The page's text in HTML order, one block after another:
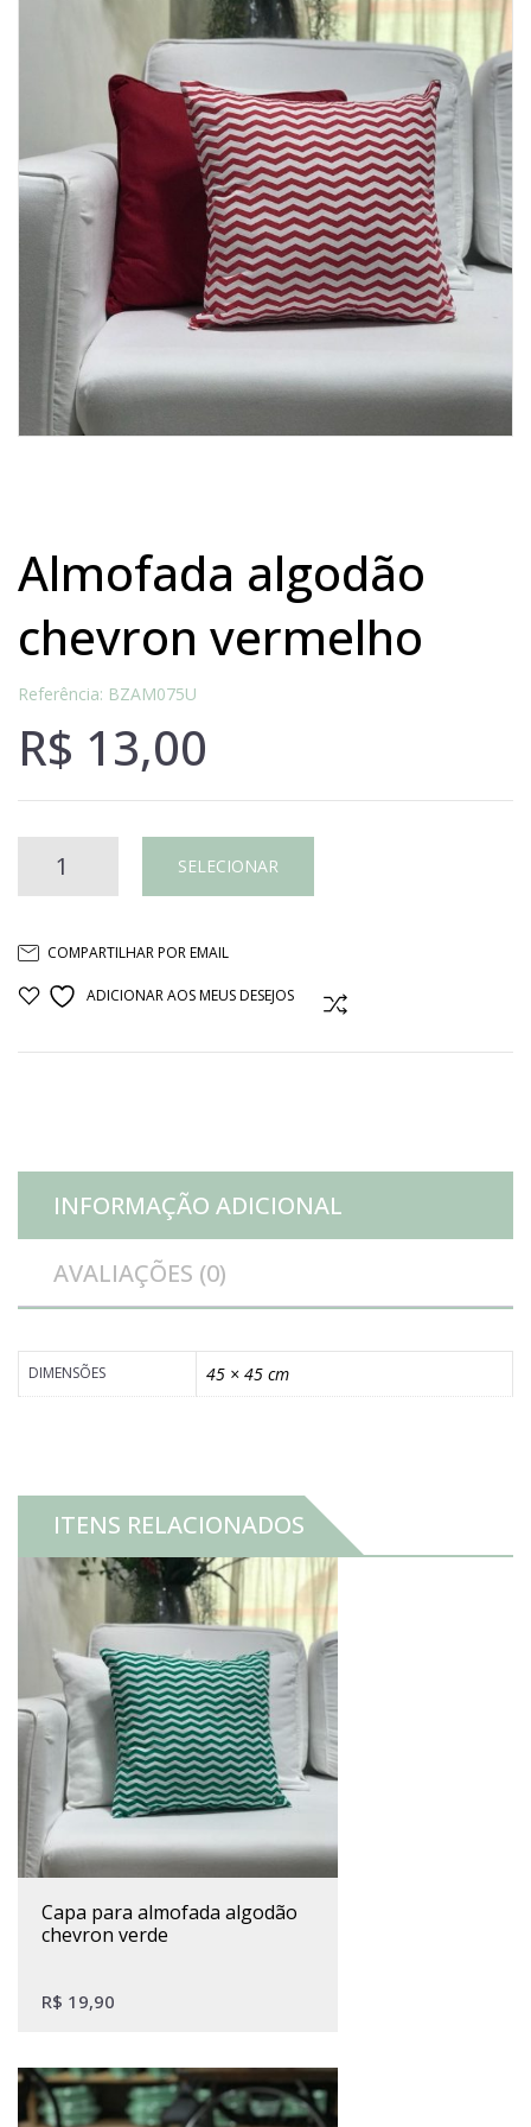
Lost Password
Cadastrar Conta
almofada algodão
chevron vermelho
Referência: BZAM075U
R$ 13,00
almofada
chevron
SELECIONAR
COMPARTILHAR POR EMAIL
ADICIONAR AOS MEUS DESEJOS
INFORMAÇÃO ADICIONAL
AVALIAÇÕES (0)
DIMENSÕES 45 × 45 cm
ITENS RELACIONADOS
capa para almofada algodão
chevron verde
R$ 19,90